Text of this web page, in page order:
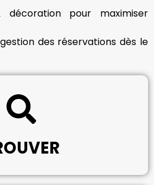
décoration pour maximiser
des réservations dès le